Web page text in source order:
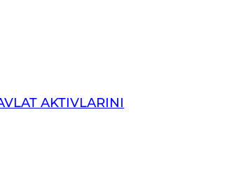
AKTIVLARINI